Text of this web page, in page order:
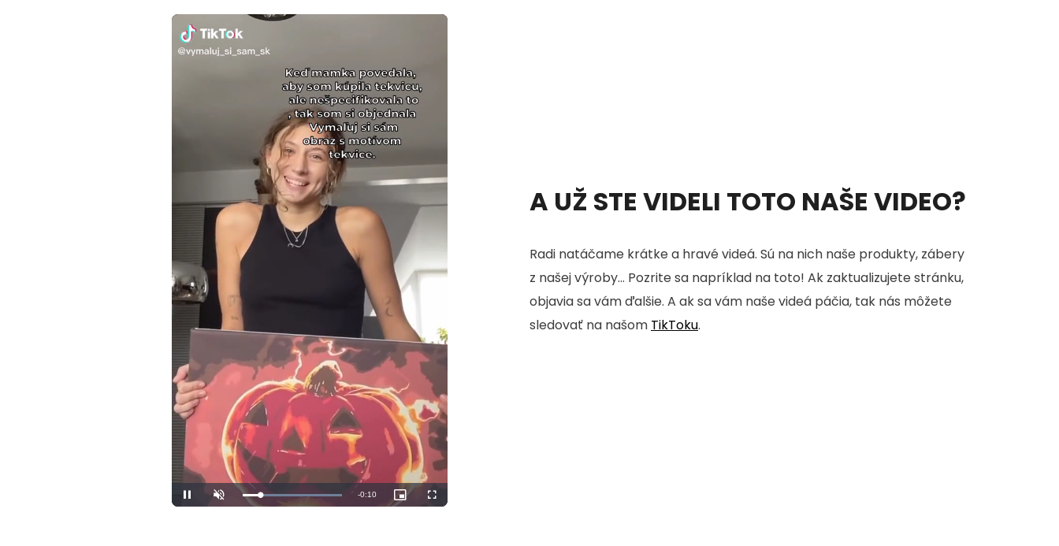
Unmute Loaded:
100.00%
A UŽ STE VIDELI TOTO NAŠE VIDEO?
Radi natáčame krátke a hravé videá. Sú na nich naše produkty, zábery
z našej výroby... Pozrite sa napríklad na toto! Ak zaktualizujete stránku,
objavia sa vám ďalšie. A ak sa vám naše videá páčia, tak nás môžete
sledovať na našom TikToku.